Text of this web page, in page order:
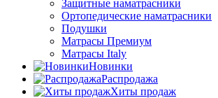
Защитные наматрасники
Ортопедические наматрасники
Подушки
Матрасы Премиум
Матрасы Italy
Новинки
Распродажа
Хиты продаж